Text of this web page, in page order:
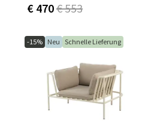
€ 470€ 553
-15% Neu Schnelle Lieferung